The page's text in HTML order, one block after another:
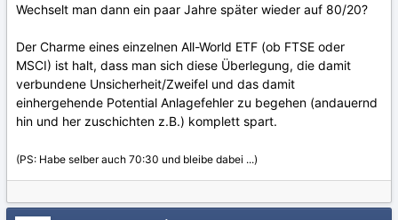
Wechselt man dann ein paar Jahre später wieder auf 80/20?
Der Charme eines einzelnen All-World ETF (ob FTSE oder
MSCI) ist halt, dass man sich diese Überlegung, die damit
verbundene Unsicherheit/Zweifel und das damit
einhergehende Potential Anlagefehler zu begehen (andauernd
hin und her zuschichten z.B.) komplett spart.
(PS: Habe selber auch 70:30 und bleibe dabei ...)